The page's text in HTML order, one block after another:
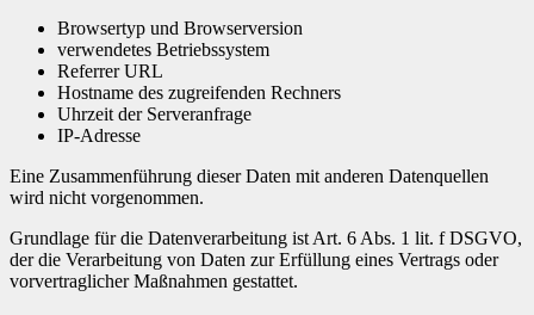
Browsertyp und Browserversion
verwendetes Betriebssystem
Referrer URL
Hostname des zugreifenden Rechners
Uhrzeit der Serveranfrage
IP-Adresse
Eine Zusammenführung dieser Daten mit anderen Datenquellen
wird nicht vorgenommen.
Grundlage für die Datenverarbeitung ist Art. 6 Abs. 1 lit. f DSGVO,
der die Verarbeitung von Daten zur Erfüllung eines Vertrags oder
vorvertraglicher Maßnahmen gestattet.